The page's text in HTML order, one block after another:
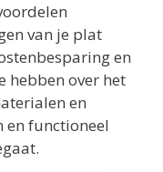
van je plat
en
hebben over het
en
en functioneel